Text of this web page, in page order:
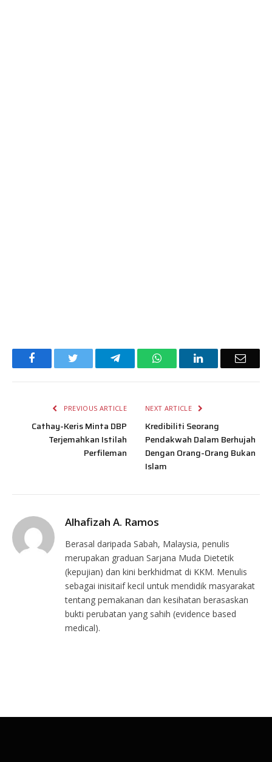
Facebook TelegramWhatsAppLinkedIn Email
PREVIOUS ARTICLE
Cathay-Keris Minta DBP
Terjemahkan Istilah
Perfileman
NEXT ARTICLE
Kredibiliti Seorang
Pendakwah Dalam Berhujah
Dengan Orang-Orang Bukan
Islam
Alhafizah A. Ramos
Berasal daripada Sabah, Malaysia, penulis
merupakan graduan Sarjana Muda Dietetik
(kepujian) dan kini berkhidmat di KKM. Menulis
sebagai inisitaif kecil untuk mendidik masyarakat
tentang pemakanan dan kesihatan berasaskan
bukti perubatan yang sahih (evidence based
medical).